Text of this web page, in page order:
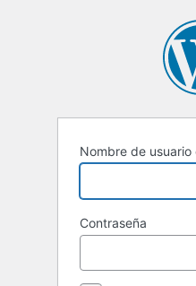
Nombre de
Contraseña